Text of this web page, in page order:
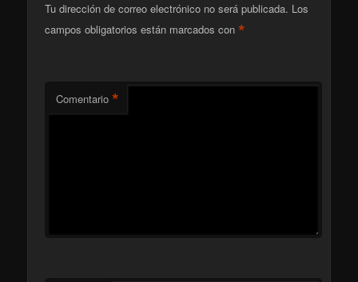
Tu dirección de correo electrónico no será publicada. Los
campos obligatorios están marcados con*
Comentario *